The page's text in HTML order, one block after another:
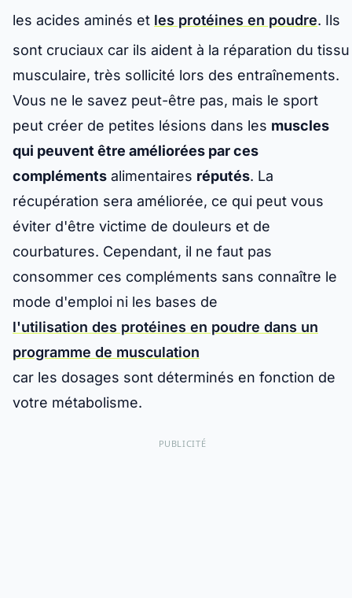
les acides aminés et les protéines en poudre. Ils
sont cruciaux car ils aident à la réparation du tissu
musculaire, très sollicité lors des entraînements.
Vous ne le savez peut-être pas, mais le sport
peut créer de petites lésions dans les muscles
qui peuvent être améliorées par ces
compléments alimentaires réputés. La
récupération sera améliorée, ce qui peut vous
éviter d'être victime de douleurs et de
courbatures. Cependant, il ne faut pas
consommer ces compléments sans connaître le
mode d'emploi ni les bases de
l'utilisation des protéines en poudre dans un
programme de musculation
car les dosages sont déterminés en fonction de
votre métabolisme.
PUBLICITÉ